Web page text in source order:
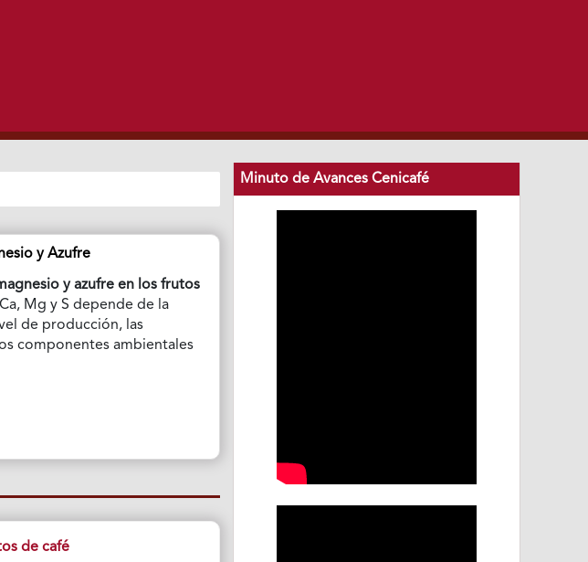
y Azufre
y azufre en los frutos
Mg y S depende de la
de producción, las
componentes ambientales
de café
Minuto de Avances Cenicafé